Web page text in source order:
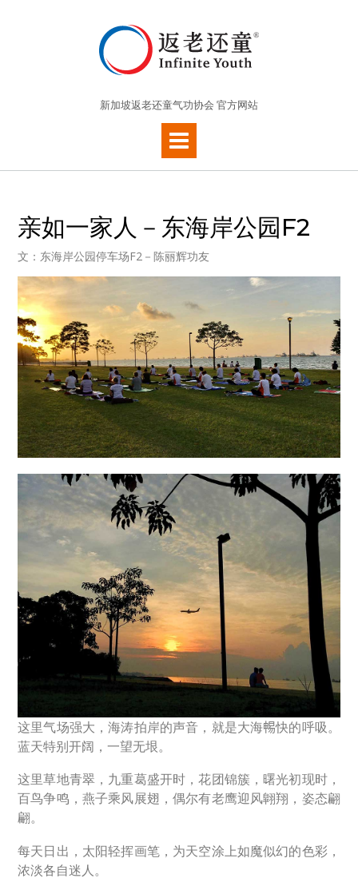
新加坡返老还童气功协会 官方网站
亲如一家人－东海岸公园F2
文：东海岸公园停车场F2－陈丽辉功友
这里气场强大，海涛拍岸的声音，就是大海𣈱快的呼吸。
蓝天特别开阔，一望无垠。
这里草地青翠，九重葛盛开时，花团锦簇，曙光初现时，
百鸟争鸣，燕子乘风展翅，偶尔有老鹰迎风翺翔，姿态翩
翩。
每天日出，太阳轻挥画笔，为天空涂上如魔似幻的色彩，
浓淡各自迷人。